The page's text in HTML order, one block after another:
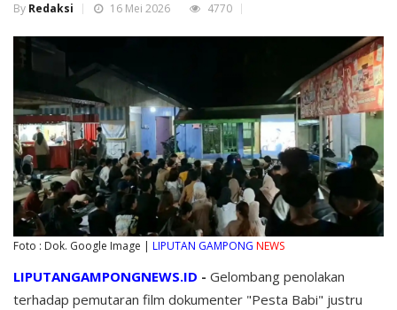
By Redaksi 16 Mei 2026 4770
Foto : Dok. Google Image | LIPUTAN GAMPONG NEWS
LIPUTANGAMPONGNEWS.ID - Gelombang penolakan
terhadap pemutaran film dokumenter "Pesta Babi" justru